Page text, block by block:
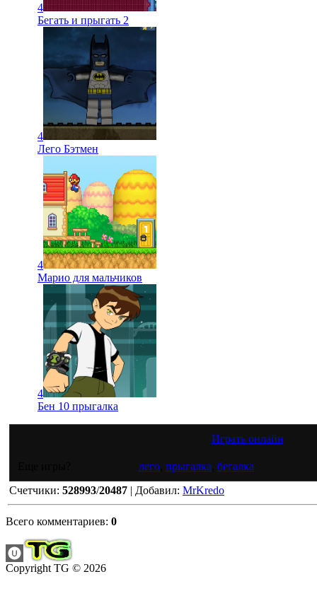
4
Бегать и прыгать 2
4
Лего Бэтмен
4
Марио для мальчиков
4
Бен 10 прыгалка
Играть онлайн
лего прыгалка бегалка
Счетчики: 528993/20487 | Добавил: MrKredo
Всего комментариев: 0
Copyright TG © 2026